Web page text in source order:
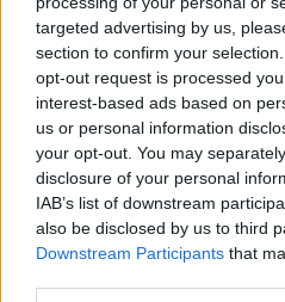
targeted advertising by us,
section to confirm your
opt-out request is processed
interest-based ads based on
us or personal information
your opt-out. You may
disclosure of your personal
IAB’s list of downstream
also be disclosed by us to third
Downstream Participants that
νιώσεις ξανά ότι εσύ
– και όχι εκείνη εσένα.